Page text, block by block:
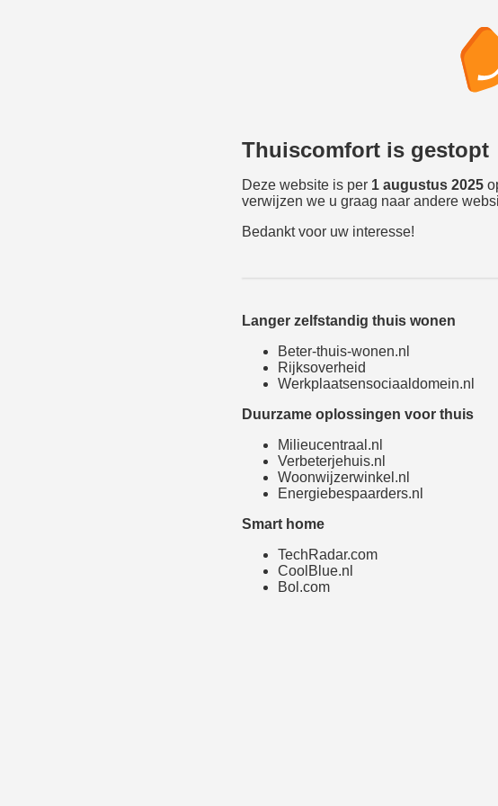
Thuiscomfort is gestopt
Deze website is per 1 augustus 2025
verwijzen we u graag naar andere
Bedankt voor uw interesse!
Langer zelfstandig thuis wonen
Beter-thuis-wonen.nl
Rijksoverheid
Werkplaatsensociaaldomein.nl
Duurzame oplossingen voor thuis
Milieucentraal.nl
Verbeterjehuis.nl
Woonwijzerwinkel.nl
Energiebespaarders.nl
Smart home
TechRadar.com
CoolBlue.nl
Bol.com